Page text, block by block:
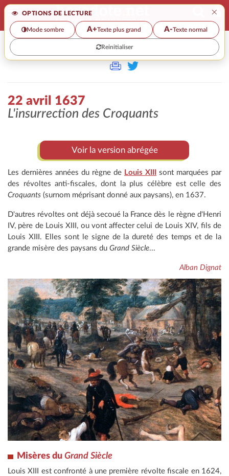
OPTIONS DE LECTURE ×
Mode sombre A+Texte plus grand A-Texte normal
Reinitialiser
>>
22 avril 1637
L'insurrection des Croquants
Voir la version abrégée
Les dernières années du règne de Louis XIII
sont marquées par
des révoltes anti-fiscales, dont la plus célèbre est celle des
Croquants (surnom méprisant donné aux paysans), en 1637.
D'autres révoltes ont déjà secoué la France dès le règne d'Henri
IV, père de Louis XIII, ou vont affecter celui de Louis XIV, fils de
Louis XIII. Elles sont le signe de la dureté des temps et de la
grande misère des paysans du Grand Siècle...
Alban Dignat
Misères du Grand Siècle
Louis XIII est confronté à une première révolte fiscale en 1624,